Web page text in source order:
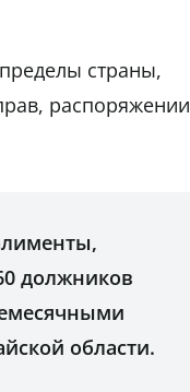
страны,
распоряжении
должников
области.